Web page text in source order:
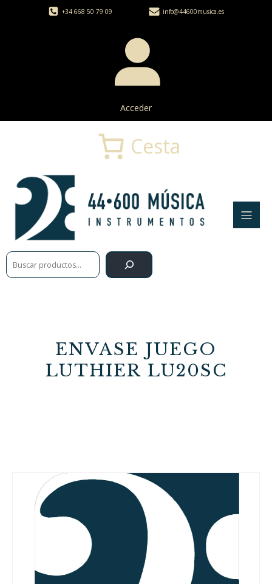
+34 668 50 79 09 info@44600musica.es
Acceder
Buscar
Cesta
ENVASE JUEGO
LUTHIER LU20SC